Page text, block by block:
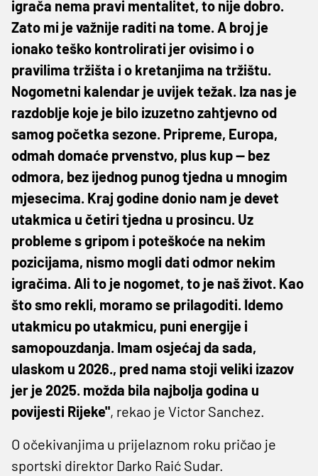
igrača nema pravi mentalitet, to nije dobro.
Zato mi je važnije raditi na tome. A broj je
ionako teško kontrolirati jer ovisimo i o
pravilima tržišta i o kretanjima na tržištu.
Nogometni kalendar je uvijek težak. Iza nas je
razdoblje koje je bilo izuzetno zahtjevno od
samog početka sezone. Pripreme, Europa,
odmah domaće prvenstvo, plus kup — bez
odmora, bez ijednog punog tjedna u mnogim
mjesecima. Kraj godine donio nam je devet
utakmica u četiri tjedna u prosincu. Uz
probleme s gripom i poteškoće na nekim
pozicijama, nismo mogli dati odmor nekim
igračima. Ali to je nogomet, to je naš život. Kao
što smo rekli, moramo se prilagoditi. Idemo
utakmicu po utakmicu, puni energije i
samopouzdanja. Imam osjećaj da sada,
ulaskom u 2026., pred nama stoji veliki izazov
jer je 2025. možda bila najbolja godina u
povijesti Rijeke", rekao je Victor Sanchez.
O očekivanjima u prijelaznom roku pričao je
sportski direktor Darko Raić Sudar.